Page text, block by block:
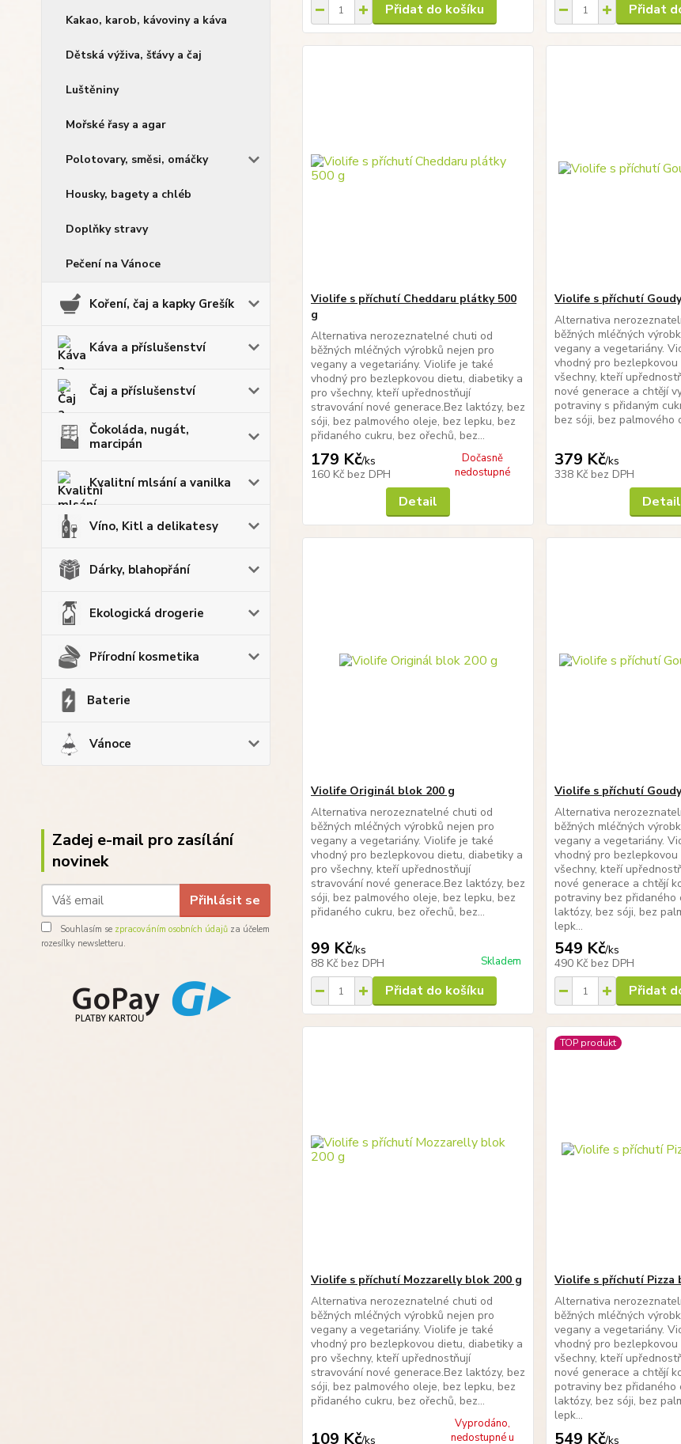
Kakao, karob, kávoviny a káva
Dětská výživa, šťávy a čaj
Luštěniny
Mořské řasy a agar
Polotovary, směsi, omáčky
Housky, bagety a chléb
Doplňky stravy
Pečení na Vánoce
Koření, čaj a kapky Grešík
Káva a příslušenství
Čaj a příslušenství
Čokoláda, nugát,
marcipán
Kvalitní mlsání a vanilka
Víno, Kitl a delikatesy
Dárky, blahopřání
Ekologická drogerie
Přírodní kosmetika
Baterie
Vánoce
Zadej e-mail pro zasílání
novinek
Přihlásit se
Souhlasím se zpracováním osobních údajů za účelem
rozesílky newsletteru.
Přidat do košíku Přidat
Violife s příchutí Cheddaru plátky 500
g
Alternativa nerozeznatelné chuti od
běžných mléčných výrobků nejen pro
vegany a vegetariány. Violife je také
vhodný pro bezlepkovou dietu, diabetiky a
pro všechny, kteří upřednostňují
stravování nové generace.Bez laktózy, bez
sóji, bez palmového oleje, bez lepku, bez
přidaného cukru, bez ořechů, bez...
179 Kč/ks
160 Kč bez DPH
Dočasně
nedostupné
Detail
Violife s příchutí
Alternativa
běžných mléčných
vegany a vegetariány.
vhodný pro
všechny, kteří
nové generace a chtějí
potraviny s přidaným
bez sóji, bez palmového
379 Kč/ks
338 Kč bez DPH
Detail
Violife Originál blok 200 g
Alternativa nerozeznatelné chuti od
běžných mléčných výrobků nejen pro
vegany a vegetariány. Violife je také
vhodný pro bezlepkovou dietu, diabetiky a
pro všechny, kteří upřednostňují
stravování nové generace.Bez laktózy, bez
sóji, bez palmového oleje, bez lepku, bez
přidaného cukru, bez ořechů, bez...
99 Kč/ks
88 Kč bez DPH Skladem
Přidat do košíku
Violife s příchutí
Alternativa
běžných mléčných
vegany a vegetariány.
vhodný pro
všechny, kteří
nové generace a chtějí
potraviny bez přidaného
laktózy, bez sóji, bez
lepk...
549 Kč/ks
490 Kč bez DPH
Přidat
Violife s příchutí Mozzarelly blok 200 g
Alternativa nerozeznatelné chuti od
běžných mléčných výrobků nejen pro
vegany a vegetariány. Violife je také
vhodný pro bezlepkovou dietu, diabetiky a
pro všechny, kteří upřednostňují
stravování nové generace.Bez laktózy, bez
sóji, bez palmového oleje, bez lepku, bez
přidaného cukru, bez ořechů, bez...
109 Kč/ks
Vyprodáno,
nedostupné u
TOP produkt
Violife s příchutí Pizza
Alternativa
běžných mléčných
vegany a vegetariány.
vhodný pro
všechny, kteří
nové generace a chtějí
potraviny bez přidaného
laktózy, bez sóji, bez
lepk...
549 Kč/ks